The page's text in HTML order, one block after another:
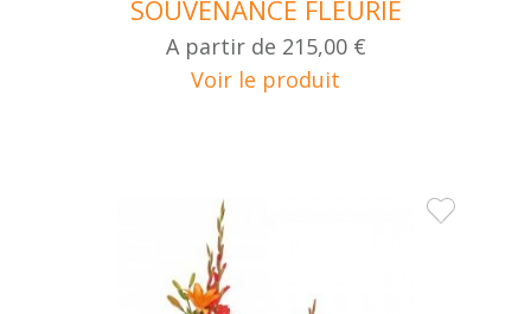
SOUVENANCE FLEURIE
A partir de 215,00 €
Voir le produit